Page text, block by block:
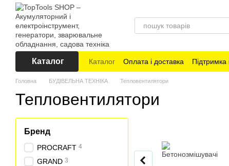
Перейти до основного контенту
Каталог Каталог Оплата і доставка Підтримка
Головна БУДІВЕЛЬНА ТЕХНІКА Тепловентилятори
Тепловентилятори
Бренд
PROCRAFT 4
GRAND 3